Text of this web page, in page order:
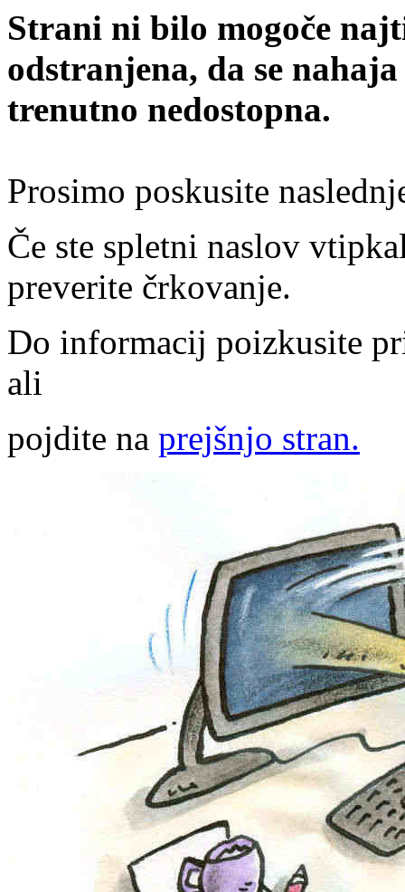
Strani ni bilo mogoče
odstranjena, da se
trenutno nedostopna.
Prosimo poskusite
Če ste spletni naslov
preverite črkovanje.
Do informacij poizkusite
ali
pojdite na prejšnjo stran.